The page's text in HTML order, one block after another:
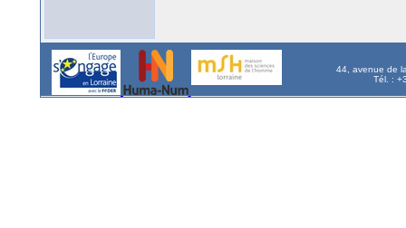
44, avenue de
Tél. :